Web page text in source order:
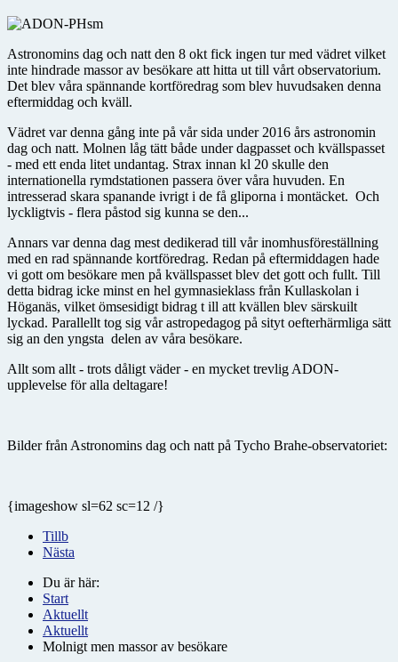
Astronomins dag och natt den 8 okt fick ingen tur med vädret vilket
inte hindrade massor av besökare att hitta ut till vårt observatorium.
Det blev våra spännande kortföredrag som blev huvudsaken denna
eftermiddag och kväll.
Vädret var denna gång inte på vår sida under 2016 års astronomin
dag och natt. Molnen låg tätt både under dagpasset och kvällspasset
- med ett enda litet undantag. Strax innan kl 20 skulle den
internationella rymdstationen passera över våra huvuden. En
intresserad skara spanande ivrigt i de få gliporna i montäcket. Och
lyckligtvis - flera påstod sig kunna se den...
Annars var denna dag mest dedikerad till vår inomhusföreställning
med en rad spännande kortföredrag. Redan på eftermiddagen hade
vi gott om besökare men på kvällspasset blev det gott och fullt. Till
detta bidrag icke minst en hel gymnasieklass från Kullaskolan i
Höganäs, vilket ömsesidigt bidrag t ill att kvällen blev särskuilt
lyckad. Parallellt tog sig vår astropedagog på sityt oefterhärmliga sätt
sig an den yngsta delen av våra besökare.
Allt som allt - trots dåligt väder - en mycket trevlig ADON-
upplevelse för alla deltagare!
Bilder från Astronomins dag och natt på Tycho Brahe-observatoriet:
{imageshow sl=62 sc=12 /}
Tillb
Nästa
Du är här:
Start
Aktuellt
Aktuellt
Molnigt men massor av besökare